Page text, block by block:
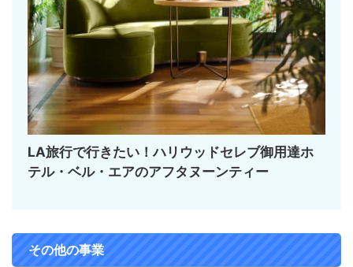
LA旅行で行きたい！ハリウッドセレブ御用達ホ
テル・ベル・エアのアフタヌーンティー
その他の事業